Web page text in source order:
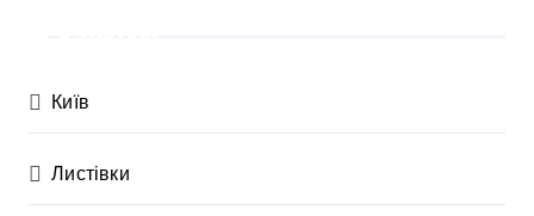
Київ
Листівки